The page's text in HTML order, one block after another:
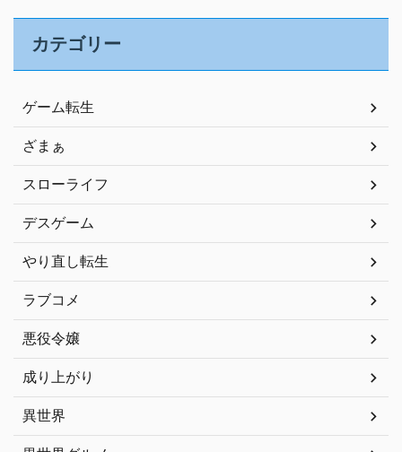
カテゴリー
ゲーム転生
ざまぁ
スローライフ
デスゲーム
やり直し転生
ラブコメ
悪役令嬢
成り上がり
異世界